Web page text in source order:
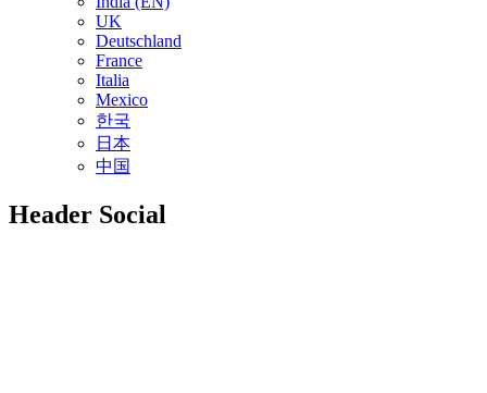
UK
Deutschland
France
Italia
Mexico
한국
日本
中国
Header Social